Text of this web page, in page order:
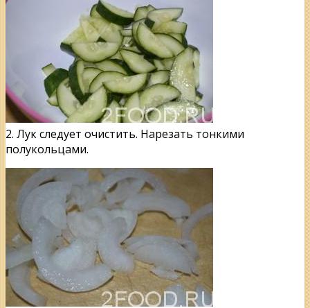
2. Лук следует очистить. Нарезать тонкими
полукольцами.